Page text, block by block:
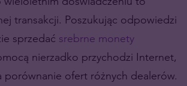
transakcji. Poszukując odpowiedzi
sprzedać srebrne monety
nierzadko przychodzi Internet,
porównanie ofert różnych dealerów.